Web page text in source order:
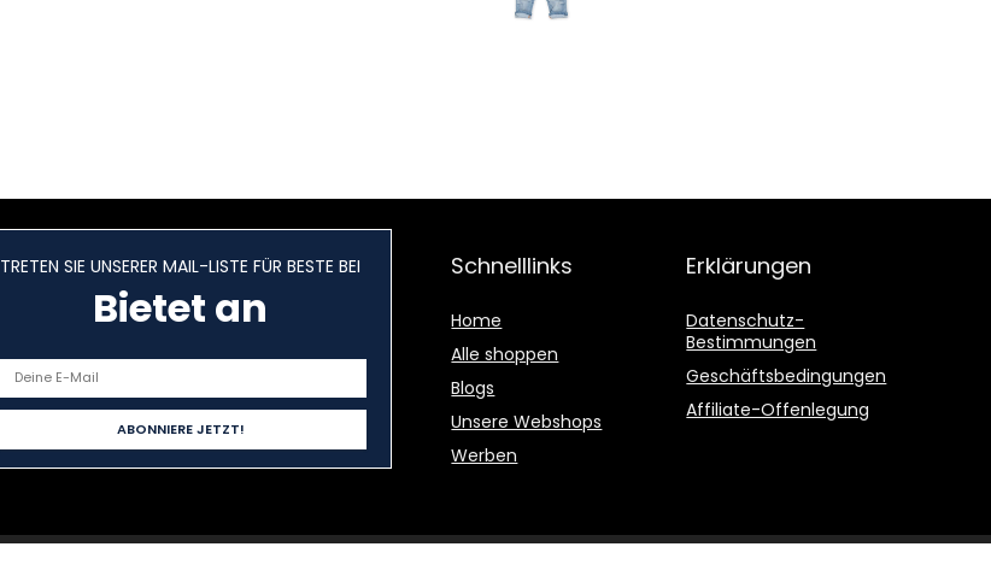
TRETEN SIE UNSERER MAIL-LISTE FÜR BESTE BEI
Bietet an
Schnelllinks
Home
Alle shoppen
Blogs
Unsere Webshops
Werben
Erklärungen
Datenschutz-
Bestimmungen
Geschäftsbedingungen
Affiliate-Offenlegung